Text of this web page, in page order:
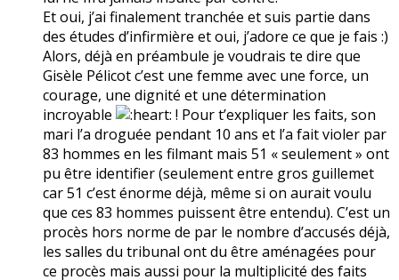
Et oui, j’ai finalement tranchée et suis partie dans
des études d’infirmière et oui, j’adore ce que je fais :)
Alors, déjà en préambule je voudrais te dire que
Gisèle Pélicot c’est une femme avec une force, un
courage, une dignité et une détermination
incroyable
! Pour t’expliquer les faits, son
mari l’a droguée pendant 10 ans et l’a fait violer par
83 hommes en les filmant mais 51 « seulement » ont
pu être identifier (seulement entre gros guillemet
car 51 c’est énorme déjà, même si on aurait voulu
que ces 83 hommes puissent être entendu). C’est un
procès hors norme de par le nombre d’accusés déjà,
les salles du tribunal ont du être aménagées pour
ce procès mais aussi pour la multiplicité des faits